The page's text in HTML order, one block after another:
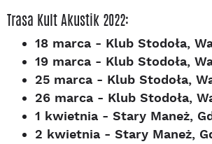
Trasa Kult Akustik 2022:
18 marca - Klub Stodoła,
19 marca - Klub Stodoła,
25 marca - Klub Stodoła,
26 marca - Klub Stodoła,
1 kwietnia - Stary Maneż,
2 kwietnia - Stary Maneż,